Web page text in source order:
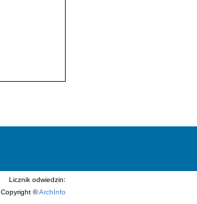
Licznik odwiedzin:
Copyright ©ArchInfo